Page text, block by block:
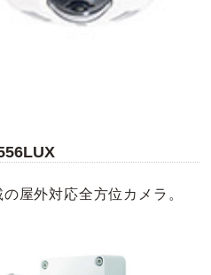
屋外対応全方位カメラ。